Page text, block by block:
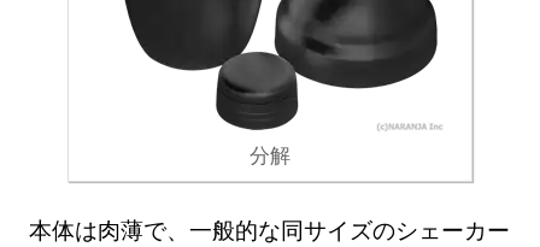
分解
本体は肉薄で、一般的な同サイズのシェーカー